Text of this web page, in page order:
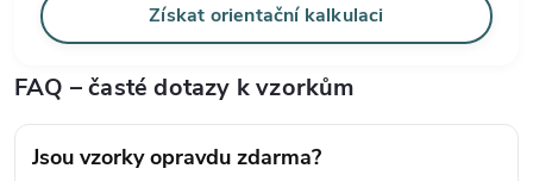
Získat orientační kalkulaci
FAQ – časté dotazy k vzorkům
Jsou vzorky opravdu zdarma?